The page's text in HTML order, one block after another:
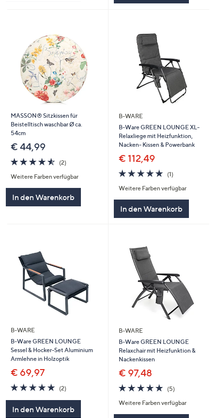
MASSON® Sitzkissen für
Beistelltisch waschbar Ø ca.
54cm
€ 44,99
4.5
von
5
(2)2
Weitere Farben verfügbar
In den Warenkorb
B-WARE
B-Ware GREEN LOUNGE XL-
Relaxliege mit Heizfunktion,
Nacken- Kissen & Powerbank
€ 112,49
5.0
von
5
(1)1
Weitere Farben verfügbar
In den Warenkorb
B-WARE
B-Ware GREEN LOUNGE
Sessel & Hocker-Set Aluminium
Armlehne in Holzoptik
€ 69,97
5.0
von
(2)2
In den Warenkorb
B-WARE
B-Ware GREEN LOUNGE
Relaxchair mit Heizfunktion &
Nackenkissen
€ 97,48
5.0
von
5
(5)5
Weitere Farben verfügbar